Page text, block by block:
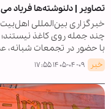
تصاویر | دلنوشته‌ها فریاد
خبرگزاری بین‌المللی
چند جمله روی کاغذ
با حضور در تجمعات شبانه،
خبر ۱۴۰۵-۰۴-۰۹ ۱۷:۵۵